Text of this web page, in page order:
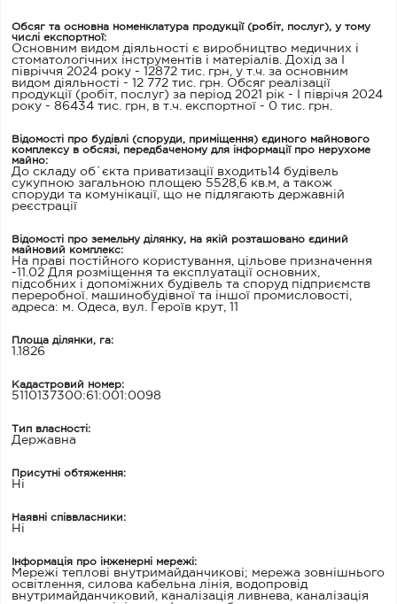
Обсяг та основна номенклатура продукції (робіт, послуг), у тому
числі експортної:
Основним видом діяльності є виробництво медичних і
стоматологічних інструментів і матеріалів. Дохід за І
півріччя 2024 року - 12872 тис. грн, у т.ч. за основним
видом діяльності - 12 772 тис. грн. Обсяг реалізації
продукції (робіт, послуг) за період 2021 рік - І піврічя 2024
року - 86434 тис. грн, в т.ч. експортної - 0 тис. грн.
Відомості про будівлі (споруди, приміщення) єдиного майнового
комплексу в обсязі, передбаченому для інформації про нерухоме
майно:
До складу об`єкта приватизації входить14 будівель
сукупною загальною площею 5528,6 кв.м, а також
споруди та комунікації, що не підлягають державній
реєстрації
Відомості про земельну ділянку, на якій розташовано єдиний
майновий комплекс:
На праві постійного користування, цільове призначення
-11.02 Для розміщення та експлуатації основних,
підсобних і допоміжних будівель та споруд підприємств
переробної. машинобудівної та іншої промисловості,
адреса: м. Одеса, вул. Героїв крут, 11
Площа ділянки, га:
1.1826
Кадастровий номер:
5110137300:61:001:0098
Тип власності:
Державна
Присутні обтяження:
Ні
Наявні співвласники:
Ні
Інформація про інженерні мережі:
Мережі теплові внутримайданчикові; мережа зовнішнього
освітлення, силова кабельна лінія, водопровід
внутримайданчиковий, каналізація ливнева, каналізація